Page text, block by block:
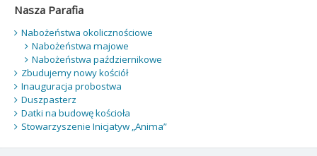
Nasza Parafia
Nabożeństwa okolicznościowe
Nabożeństwa majowe
Nabożeństwa październikowe
Zbudujemy nowy kościół
Inauguracja probostwa
Duszpasterz
Datki na budowę kościoła
Stowarzyszenie Inicjatyw „Anima”